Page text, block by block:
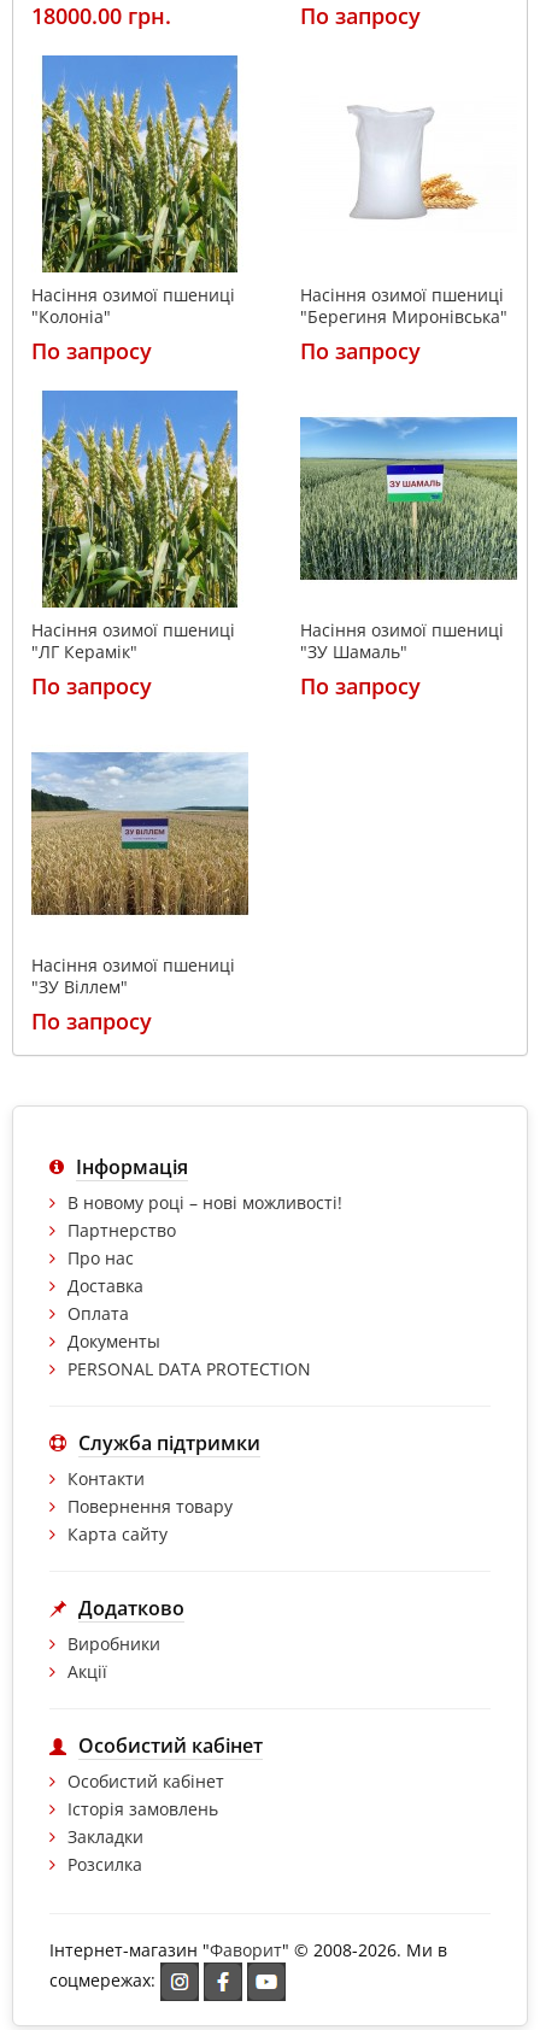
18000.00 грн. По запросу
Насіння озимої пшениці
"Колоніа"
По запросу
Насіння озимої пшениці
"Берегиня Миронівська"
По запросу
Насіння озимої пшениці
"ЛГ Керамік"
По запросу
Насіння озимої пшениці
"ЗУ Шамаль"
По запросу
Насіння озимої пшениці
"ЗУ Віллем"
По запросу
Інформація
В новому році – нові можливості!
Партнерство
Про нас
Доставка
Оплата
Документы
PERSONAL DATA PROTECTION
Служба підтримки
Контакти
Повернення товару
Карта сайту
Додатково
Виробники
Акції
Особистий кабінет
Особистий кабінет
Історія замовлень
Закладки
Розсилка
Інтернет-магазин "Фаворит" © 2008-2026. Ми в
соцмережах: